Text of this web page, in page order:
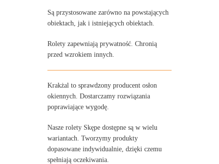
Są przystosowane zarówno na powstających
obiektach, jak i istniejących obiektach.
Rolety zapewniają prywatność. Chronią
przed wzrokiem innych.
Krakżal to sprawdzony producent osłon
okiennych. Dostarczamy rozwiązania
poprawiające wygodę.
Nasze rolety Skępe dostępne są w wielu
wariantach. Tworzymy produkty
dopasowane indywidualnie, dzięki czemu
spełniają oczekiwania.